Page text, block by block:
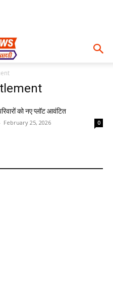
को नए प्लॉट आवंटित
- February 25, 2026 0